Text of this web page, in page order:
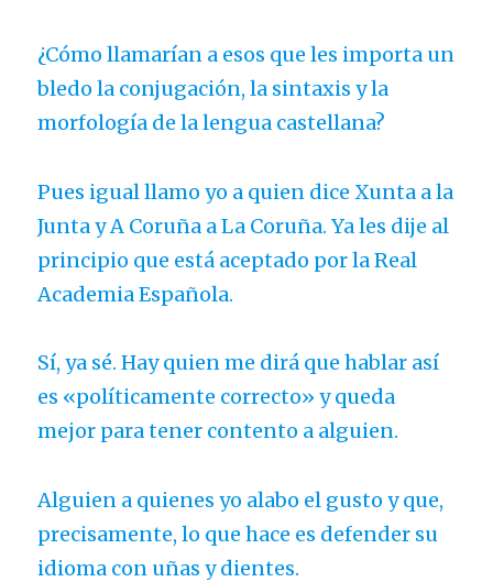
¿Cómo llamarían a esos que les importa un
bledo la conjugación, la sintaxis y la
morfología de la lengua castellana?
Pues igual llamo yo a quien dice Xunta a la
Junta y A Coruña a La Coruña. Ya les dije al
principio que está aceptado por la Real
Academia Española.
Sí, ya sé. Hay quien me dirá que hablar así
es «políticamente correcto» y queda
mejor para tener contento a alguien.
Alguien a quienes yo alabo el gusto y que,
precisamente, lo que hace es defender su
idioma con uñas y dientes.